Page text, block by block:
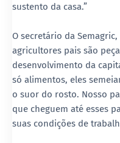
sustento da casa.”
O secretário da
agricultores pais são
desenvolvimento da
só alimentos, eles
o suor do rosto. Nosso
que cheguem até esses
suas condições de